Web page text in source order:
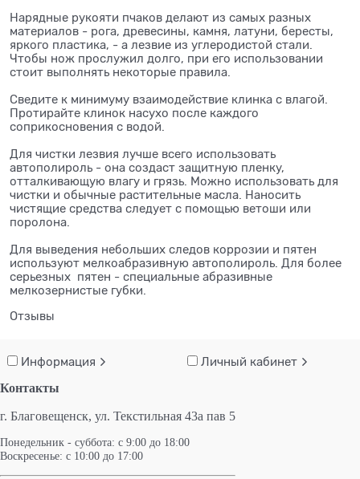
Нарядные рукояти пчаков делают из самых разных
материалов - рога, древесины, камня, латуни, бересты,
яркого пластика, - а лезвие из углеродистой стали.
Чтобы нож прослужил долго, при его использовании
стоит выполнять некоторые правила.
Сведите к минимуму взаимодействие клинка с влагой.
Протирайте клинок насухо после каждого
соприкосновения с водой.
Для чистки лезвия лучше всего использовать
автополироль - она создаст защитную пленку,
отталкивающую влагу и грязь. Можно использовать для
чистки и обычные растительные масла. Наносить
чистящие средства следует с помощью ветоши или
поролона.
Для выведения небольших следов коррозии и пятен
используют мелкоабразивную автополироль. Для более
серьезных пятен - специальные абразивные
мелкозернистые губки.
Отзывы
Информация Личный кабинет
Контакты
г. Благовещенск, ул. Текстильная 43а пав 5
Понедельник - суббота: с 9:00 до 18:00
Воскресенье: с 10:00 до 17:00